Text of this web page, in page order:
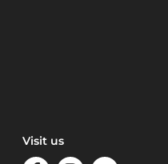
Visit us